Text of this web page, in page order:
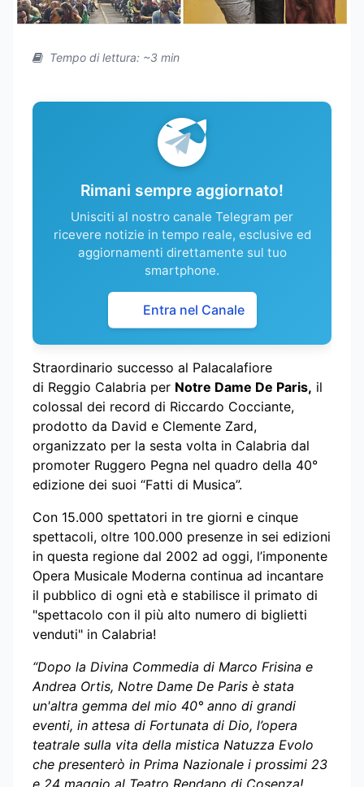
Tempo di lettura: ~3 min
Rimani sempre aggiornato!
Unisciti al nostro canale Telegram per
ricevere notizie in tempo reale, esclusive ed
aggiornamenti direttamente sul tuo
smartphone.
Entra nel Canale
Straordinario successo al Palacalafiore
di Reggio Calabria per Notre Dame De Paris, il
colossal dei record di Riccardo Cocciante,
prodotto da David e Clemente Zard,
organizzato per la sesta volta in Calabria dal
promoter Ruggero Pegna nel quadro della 40°
edizione dei suoi “Fatti di Musica”.
Con 15.000 spettatori in tre giorni e cinque
spettacoli, oltre 100.000 presenze in sei edizioni
in questa regione dal 2002 ad oggi, l’imponente
Opera Musicale Moderna continua ad incantare
il pubblico di ogni età e stabilisce il primato di
"spettacolo con il più alto numero di biglietti
venduti" in Calabria!
“Dopo la Divina Commedia di Marco Frisina e
Andrea Ortis, Notre Dame De Paris è stata
un'altra gemma del mio 40° anno di grandi
eventi, in attesa di Fortunata di Dio, l’opera
teatrale sulla vita della mistica Natuzza Evolo
che presenterò in Prima Nazionale i prossimi 23
e 24 maggio al Teatro Rendano di Cosenza!